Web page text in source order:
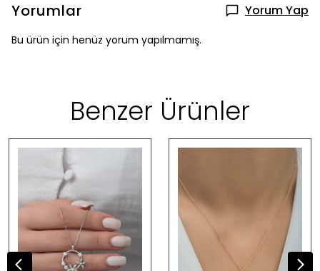
Yorumlar Yorum Yap
Bu ürün için henüz yorum yapılmamış.
Benzer Ürünler